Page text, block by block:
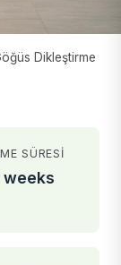
Dikleştirme
SÜRESI
weeks